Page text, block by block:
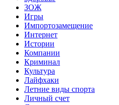
ЗОЖ
Игры
Импортозамещение
Интернет
Истории
Компании
Криминал
Культура
Лайфхаки
Летние виды спорта
Личный счет